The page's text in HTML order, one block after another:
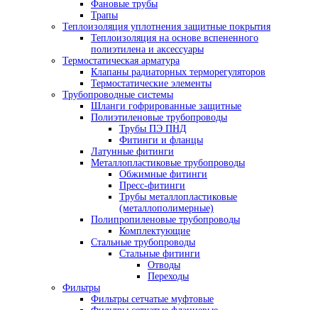
Фановые трубы
Трапы
Теплоизоляция уплотнения защитные покрытия
Теплоизоляция на основе вспененного
полиэтилена и аксессуары
Термостатическая арматура
Клапаны радиаторных терморегуляторов
Термостатические элементы
Трубопроводные системы
Шланги гофрированные защитные
Полиэтиленовые трубопроводы
Трубы ПЭ ПНД
Фитинги и фланцы
Латунные фитинги
Металлопластиковые трубопроводы
Обжимные фитинги
Пресс-фитинги
Трубы металлопластиковые
(металлополимерные)
Полипропиленовые трубопроводы
Комплектующие
Стальные трубопроводы
Стальные фитинги
Отводы
Переходы
Фильтры
Фильтры сетчатые муфтовые